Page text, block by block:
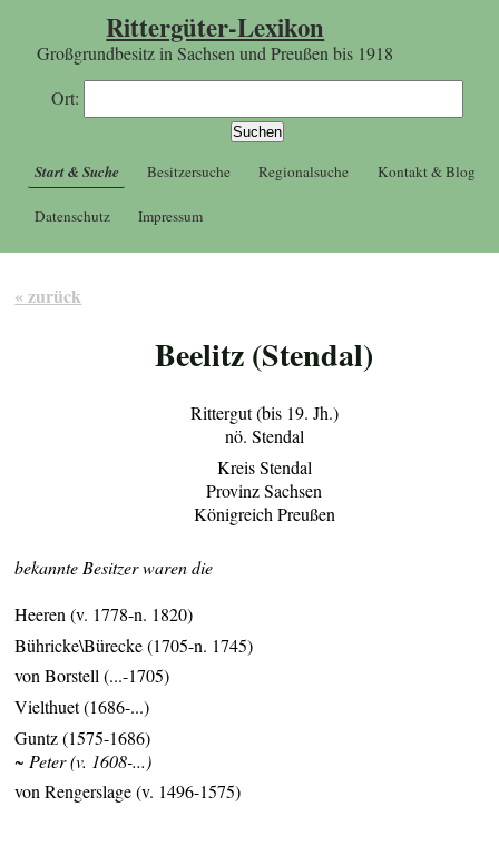
Rittergüter-Lexikon
Großgrundbesitz in Sachsen und Preußen bis 1918
Ort:
Start & Suche Besitzersuche Regionalsuche Kontakt & Blog
Datenschutz Impressum
« zurück
Beelitz (Stendal)
Rittergut (bis 19. Jh.)
nö. Stendal
Kreis Stendal
Provinz Sachsen
Königreich Preußen
bekannte Besitzer waren die
Heeren (v. 1778-n. 1820)
Bühricke\Bürecke (1705-n. 1745)
von Borstell (...-1705)
Vielthuet (1686-...)
Guntz (1575-1686)
~ Peter (v. 1608-...)
von Rengerslage (v. 1496-1575)